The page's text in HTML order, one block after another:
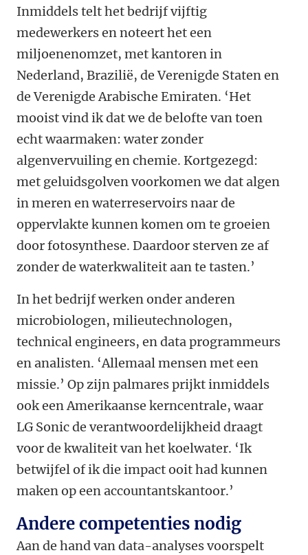
Inmiddels telt het bedrijf vijftig
medewerkers en noteert het een
miljoenenomzet, met kantoren in
Nederland, Brazilië, de Verenigde Staten en
de Verenigde Arabische Emiraten. ‘Het
mooist vind ik dat we de belofte van toen
echt waarmaken: water zonder
algenvervuiling en chemie. Kortgezegd:
met geluidsgolven voorkomen we dat algen
in meren en waterreservoirs naar de
oppervlakte kunnen komen om te groeien
door fotosynthese. Daardoor sterven ze af
zonder de waterkwaliteit aan te tasten.’
In het bedrijf werken onder anderen
microbiologen, milieutechnologen,
technical engineers, en data programmeurs
en analisten. ‘Allemaal mensen met een
missie.’ Op zijn palmares prijkt inmiddels
ook een Amerikaanse kerncentrale, waar
LG Sonic de verantwoordelijkheid draagt
voor de kwaliteit van het koelwater. ‘Ik
betwijfel of ik die impact ooit had kunnen
maken op een accountantskantoor.’
Andere competenties nodig
Aan de hand van data-analyses voorspelt